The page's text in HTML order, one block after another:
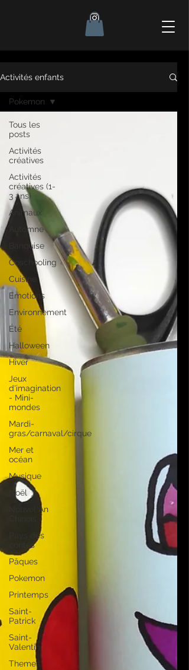
Activités enfants
Tous les
posts
Activités
créatives
Activités
créatives (1-
3 ans)
Animaux
Automne
Banquise
Coschooling
Cuisine
Emotions
Environnement
Été
Halloween
Hiver
Jeux
d'imagination
- Mini-
mondes
Mardi-
gras/carnaval/cirque
Mer et
océan
Musique
Noël
Nouvel An
Pays des
contes
Pâques
Pokemon
Printemps
Saint-
Patrick
Saint-
Valentin
Themes
Pokemon